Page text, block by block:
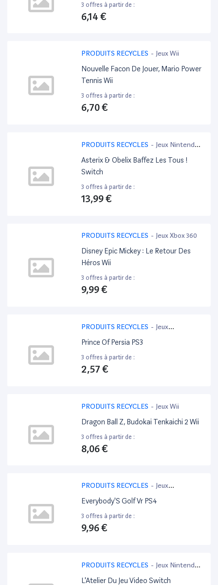
3 offres à partir de :
6,14 €
PRODUITS RECYCLES - Jeux Wii
Nouvelle Facon De Jouer, Mario Power
Tennis Wii
3 offres à partir de :
6,70 €
PRODUITS RECYCLES - Jeux Nintendo
Switch
Asterix & Obelix Baffez Les Tous !
Switch
3 offres à partir de :
13,99 €
PRODUITS RECYCLES - Jeux Xbox 360
Disney Epic Mickey : Le Retour Des
Héros Wii
3 offres à partir de :
9,99 €
PRODUITS RECYCLES - Jeux
PlayStation 3
Prince Of Persia PS3
3 offres à partir de :
2,57 €
PRODUITS RECYCLES - Jeux Wii
Dragon Ball Z, Budokai Tenkaichi 2 Wii
3 offres à partir de :
8,06 €
PRODUITS RECYCLES - Jeux
PlayStation 4
Everybody'S Golf Vr PS4
3 offres à partir de :
9,96 €
PRODUITS RECYCLES - Jeux Nintendo
Switch
L'Atelier Du Jeu Video Switch